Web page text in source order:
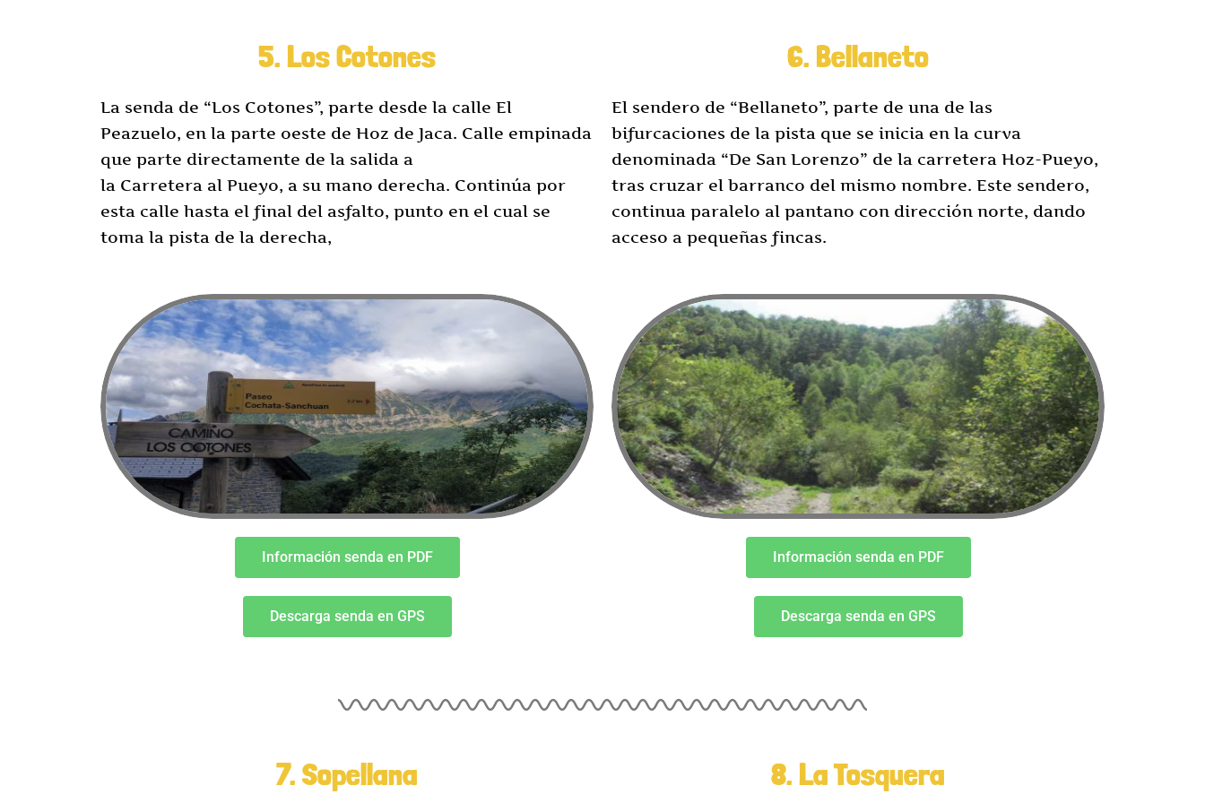
5. Los Cotones
La senda de “Los Cotones”, parte desde la calle El
Peazuelo, en la parte oeste de Hoz de Jaca. Calle empinada
que parte directamente de la salida a
la Carretera al Pueyo, a su mano derecha. Continúa por
esta calle hasta el final del asfalto, punto en el cual se
toma la pista de la derecha,
Información senda en PDF
Descarga senda en GPS
6. Bellaneto
El sendero de “Bellaneto”, parte de una de las
bifurcaciones de la pista que se inicia en la curva
denominada “De San Lorenzo” de la carretera Hoz-Pueyo,
tras cruzar el barranco del mismo nombre. Este sendero,
continua paralelo al pantano con dirección norte, dando
acceso a pequeñas fincas.
Información senda en PDF
Descarga senda en GPS
7. Sopellana 8. La Tosquera